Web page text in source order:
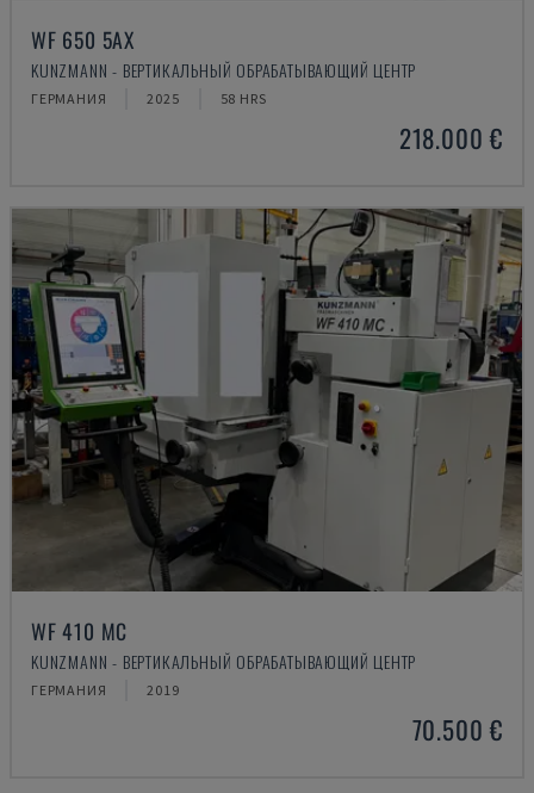
WF 650 5AX
KUNZMANN - ВЕРТИКАЛЬНЫЙ ОБРАБАТЫВАЮЩИЙ ЦЕНТР
ГЕРМАНИЯ 2025 58 HRS
218.000 €
WF 410 MC
KUNZMANN - ВЕРТИКАЛЬНЫЙ ОБРАБАТЫВАЮЩИЙ ЦЕНТР
ГЕРМАНИЯ 2019
70.500 €